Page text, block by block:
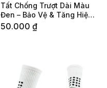
Tất Chống Trượt Dài Màu
Đen – Bảo Vệ & Tăng Hiệu
Suất Vận Động
50.000 ₫